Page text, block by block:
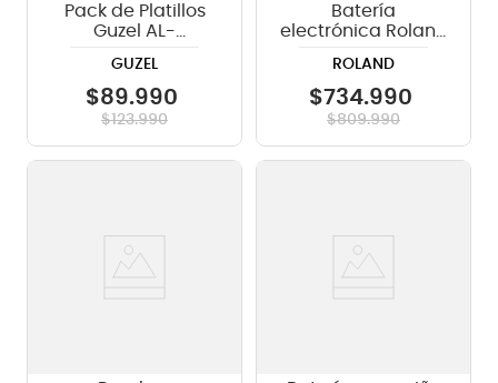
Pack de Platillos
Guzel AL-
GUZEL
$89.990
$123.990
Batería
electrónica Roland
ROLAND
$734.990
$809.990